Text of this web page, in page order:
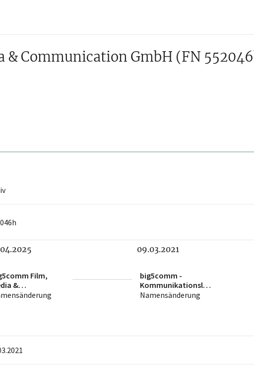
& Communication GmbH (FN
Film,
&
09.03.2021
big5comm -
Kommunikationslös
ungen für das
Namensänderung